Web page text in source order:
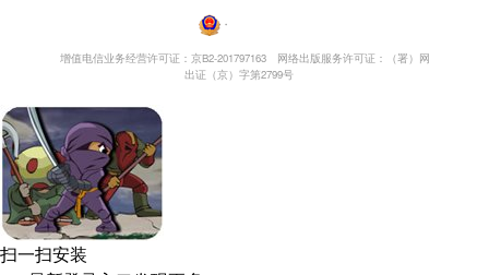
・
增值电信业务经营许可证：京B2-201797163
网络出版服务许可证：（署）网
出证（京）字第2799号
扫一扫安装